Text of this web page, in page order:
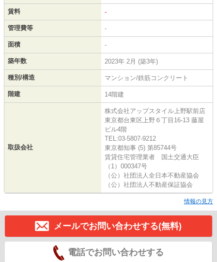
賃料 -
管理費等 -
面積 -
築年数 2023年 2月 (築3年)
種別/構造 マンション/鉄筋コンクリート
階建 14階建
取扱会社
株式会社アップスタイル上野駅前店
東京都台東区上野６丁目16-13 藤屋
ビル4階
TEL:03-5807-9212
東京都知事 (5) 第85744号
賃貸住宅管理業者 国土交通大臣
（1）000347号
（公）社団法人全日本不動産協会
（公）社団法人不動産保証協会
情報の見方
メールでお問い合わせする(無料)
電話でお問い合わせする